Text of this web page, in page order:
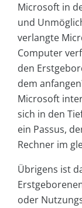
Microsoft in
und
verlangte
Computer
den
dem
Microsoft
sich in den
ein Passus,
Rechner im
Übrigens ist
oder